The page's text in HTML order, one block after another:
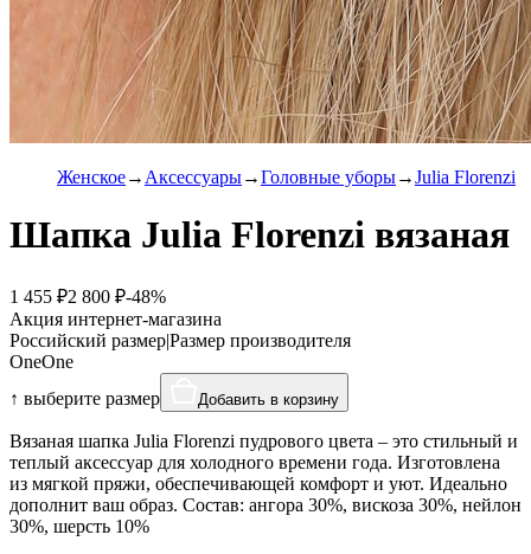
Женское Аксессуары Головные уборы Julia Florenzi
Шапка Julia Florenzi вязаная
1 455 ₽2 800 ₽-48%
Акция интернет-магазина
Российский размер|Размер производителя
OneOne
↑ выберите размер
Добавить в корзину
Вязаная шапка Julia Florenzi пудрового цвета – это стильный и
теплый аксессуар для холодного времени года. Изготовлена
из мягкой пряжи, обеспечивающей комфорт и уют. Идеально
дополнит ваш образ. Состав: ангора 30%, вискоза 30%, нейлон
30%, шерсть 10%